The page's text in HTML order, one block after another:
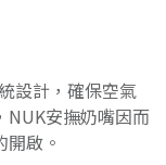
設計，確保空氣
NUK安撫奶嘴因而
啟。